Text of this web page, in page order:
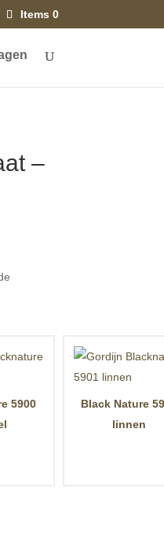
Items 0
–
5900
Black Nature
linnen